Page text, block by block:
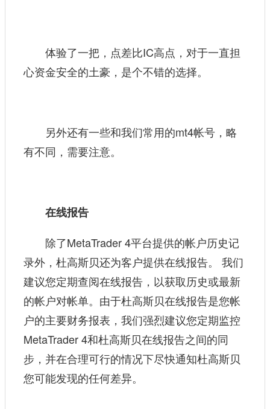
体验了一把，点差比IC高点，对于一直担
心资金安全的土豪，是个不错的选择。
另外还有一些和我们常用的mt4帐号，略
有不同，需要注意。
在线报告
除了MetaTrader 4平台提供的帐户历史记
录外，杜高斯贝还为客户提供在线报告。 我们
建议您定期查阅在线报告，以获取历史或最新
的帐户对帐单。由于杜高斯贝在线报告是您帐
户的主要财务报表，我们强烈建议您定期监控
MetaTrader 4和杜高斯贝在线报告之间的同
步，并在合理可行的情况下尽快通知杜高斯贝
您可能发现的任何差异。